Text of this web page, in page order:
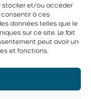
stocker et/ou accéder
consentir à ces
données telles que le
sur ce site. Le fait
peut avoir un
et fonctions.
monsieur au
jambon